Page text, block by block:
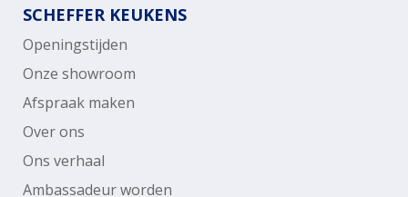
SCHEFFER KEUKENS
Openingstijden
Onze showroom
Afspraak maken
Over ons
Ons verhaal
Ambassadeur worden